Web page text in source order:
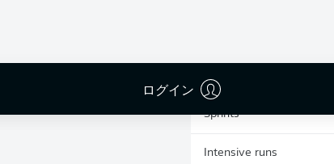
ログイン
Sprints
Intensive runs